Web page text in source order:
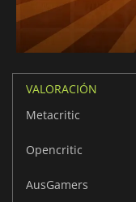
VALORACIÓN
Metacritic
Opencritic
AusGamers